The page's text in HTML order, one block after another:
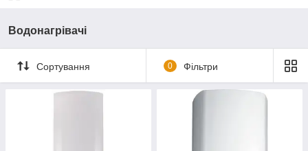
Водонагрівачі
Сортування 0 Фільтри